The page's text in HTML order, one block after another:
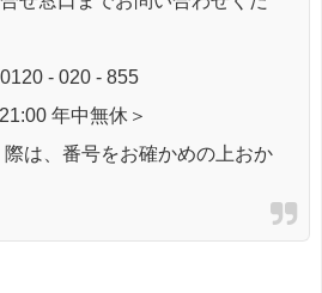
- 020 - 855
年中無休＞
は、番号をお確かめの上おか